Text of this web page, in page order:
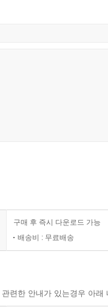
구매 후 즉시 다운로드 가능
배송비 : 무료배송
련한 안내가 있는경우 아